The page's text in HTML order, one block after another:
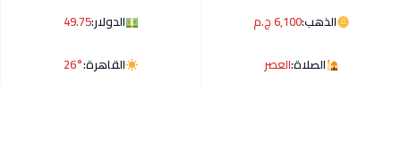
الذهب:6,100 ج.م الدولار:49.75
الصلاة:العصر القاهرة:26°